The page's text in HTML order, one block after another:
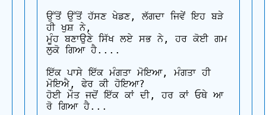
ਉੱਤੋਂ ਉੱਤੋਂ ਹੱਸਣ ਖੇਡਣ, ਲੱਗਦਾ ਜਿਵੇਂ ਇਹ ਬੜੇ
ਹੀ ਖੁਸ਼ ਨੇ,
ਮੂੰਹ ਬਣਾਉਣੇ ਸਿੱਖ ਲਏ ਸਭ ਨੇ, ਹਰ ਕੋਈ ਗਮ
ਲੁਕੋ ਗਿਆ ਹੈ....
ਇੱਕ ਪਾਸੇ ਇੱਕ ਮੰਗਤਾ ਮੋਇਆ, ਮੰਗਤਾ ਹੀ
ਮੋਇਐ, ਫੇਰ ਕੀ ਹੋਇਆ?
ਹੋਈ ਮੌਤ ਜਦੋਂ ਇੱਕ ਕਾਂ ਦੀ, ਹਰ ਕਾਂ ਓਥੇ ਆ
ਰੋ ਗਿਆ ਹੈ...